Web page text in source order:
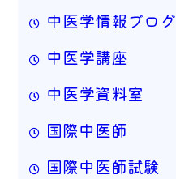
中医学情報ブログ
中医学講座
中医学資料室
国際中医師
国際中医師試験